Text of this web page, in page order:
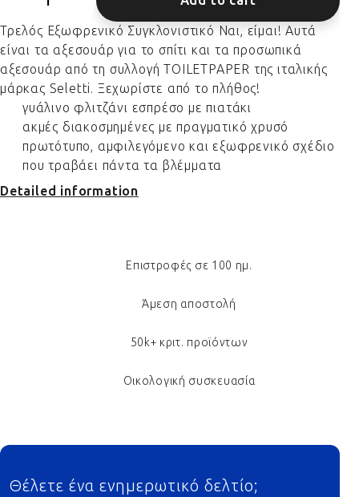
Τρελός Εξωφρενικό Συγκλονιστικό Ναι, είμαι! Αυτά
είναι τα αξεσουάρ για το σπίτι και τα προσωπικά
αξεσουάρ από τη συλλογή TOILETPAPER της ιταλικής
μάρκας Seletti. Ξεχωρίστε από το πλήθος!
γυάλινο φλιτζάνι εσπρέσο με πιατάκι
ακμές διακοσμημένες με πραγματικό χρυσό
πρωτότυπο, αμφιλεγόμενο και εξωφρενικό σχέδιο
που τραβάει πάντα τα βλέμματα
Detailed information
Επιστροφές σε 100 ημ.
Άμεση αποστολή
50k+ κριτ. προϊόντων
Οικολογική συσκευασία
Footer
Θέλετε ένα ενημερωτικό δελτίο;